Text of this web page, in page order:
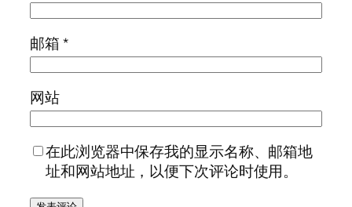
邮箱*
网站
在此浏览器中保存我的显示名称、邮箱地
址和网站地址，以便下次评论时使用。